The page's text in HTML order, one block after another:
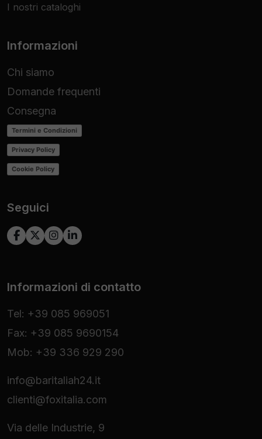
I nostri cataloghi
Informazioni
Chi siamo
Domande frequenti
Consegna
Termini e Condizioni
Privacy Policy
Cookie Policy
Seguici
Informazioni di contatto
Tel: +39 085 969051
Fax: +39 085 9690154
Mob: +39 336 929 290
info@baritaliah24.it
clienti@foxitalia.com
Via delle Industrie, 9